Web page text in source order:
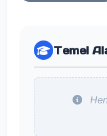
Temel